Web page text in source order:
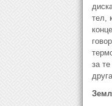
тел,
за